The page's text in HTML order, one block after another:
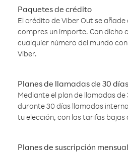
Paquetes de crédito
El crédito de Viber Out se
compres un importe. Con dicho
cualquier número del mundo
Viber.
Planes de llamadas de 30 días
Mediante el plan de llamadas
durante 30 días llamadas
tu elección, con las tarifas bajas
Planes de suscripción